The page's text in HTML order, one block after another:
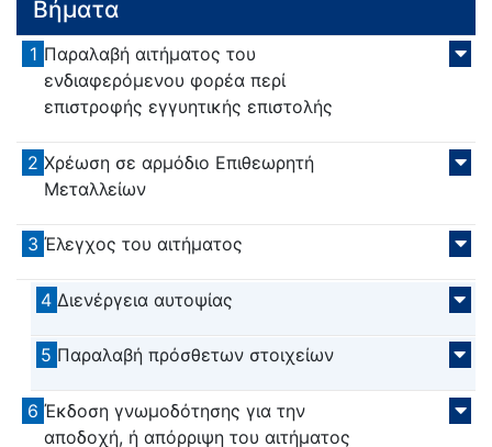
Βήματα
1 Παραλαβή αιτήματος του
ενδιαφερόμενου φορέα περί
επιστροφής εγγυητικής επιστολής
2 Χρέωση σε αρμόδιο Επιθεωρητή
Μεταλλείων
3 Έλεγχος του αιτήματος
4 Διενέργεια αυτοψίας
5 Παραλαβή πρόσθετων στοιχείων
6 Έκδοση γνωμοδότησης για την
αποδοχή, ή απόρριψη του αιτήματος